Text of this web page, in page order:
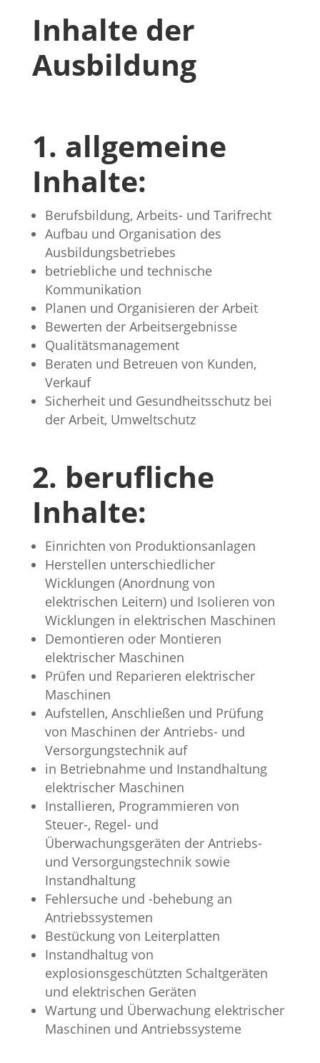
Inhalte der
Ausbildung
1. allgemeine
Inhalte:
Berufsbildung, Arbeits- und Tarifrecht
Aufbau und Organisation des
Ausbildungsbetriebes
betriebliche und technische
Kommunikation
Planen und Organisieren der Arbeit
Bewerten der Arbeitsergebnisse
Qualitätsmanagement
Beraten und Betreuen von Kunden,
Verkauf
Sicherheit und Gesundheitsschutz bei
der Arbeit, Umweltschutz
2. berufliche
Inhalte:
Einrichten von Produktionsanlagen
Herstellen unterschiedlicher
Wicklungen (Anordnung von
elektrischen Leitern) und Isolieren von
Wicklungen in elektrischen Maschinen
Demontieren oder Montieren
elektrischer Maschinen
Prüfen und Reparieren elektrischer
Maschinen
Aufstellen, Anschließen und Prüfung
von Maschinen der Antriebs- und
Versorgungstechnik auf
in Betriebnahme und Instandhaltung
elektrischer Maschinen
Installieren, Programmieren von
Steuer-, Regel- und
Überwachungsgeräten der Antriebs-
und Versorgungstechnik sowie
Instandhaltung
Fehlersuche und -behebung an
Antriebssystemen
Bestückung von Leiterplatten
Instandhaltug von
explosionsgeschützten Schaltgeräten
und elektrischen Geräten
Wartung und Überwachung elektrischer
Maschinen und Antriebssysteme